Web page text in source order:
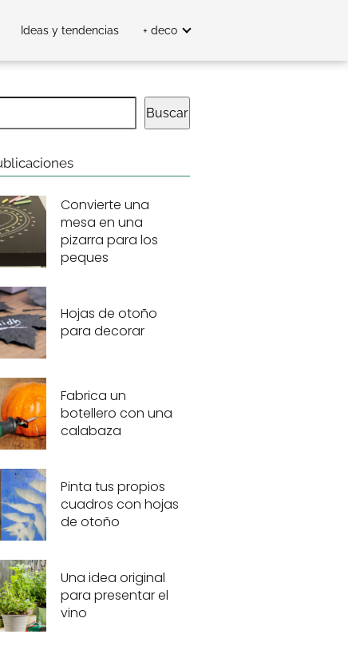
Ideas y tendencias + deco
Buscar
Convierte una
mesa en una
pizarra para los
peques
Hojas de otoño
para decorar
Fabrica un
botellero con una
calabaza
Pinta tus propios
cuadros con hojas
de otoño
Una idea original
para presentar el
vino